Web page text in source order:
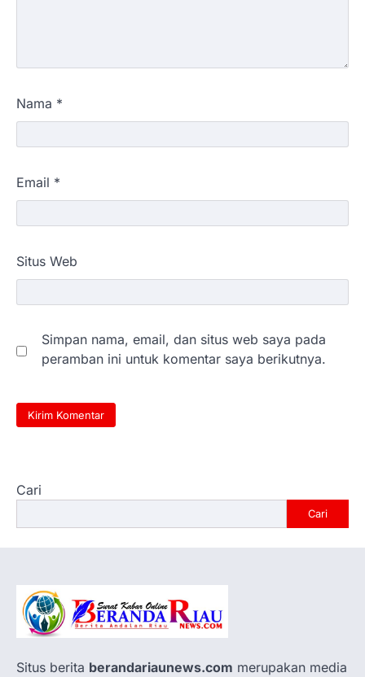
Nama *
Email *
Situs Web
Simpan nama, email, dan situs web saya pada
peramban ini untuk komentar saya berikutnya.
Cari
Cari
Situs berita berandariaunews.com merupakan media